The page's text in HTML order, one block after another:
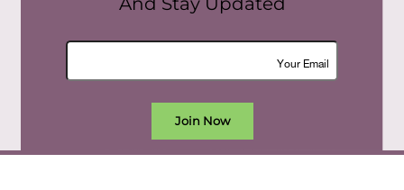
Join Now